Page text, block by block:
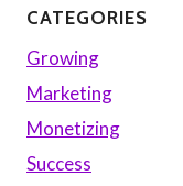
CATEGORIES
Growing
Marketing
Monetizing
Success